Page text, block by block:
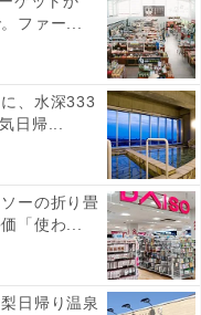
ファー...
、水深333
日帰...
ーの折り畳
「使わ...
日帰り温泉